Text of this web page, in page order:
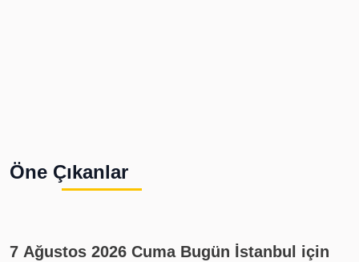
Öne Çıkanlar
7 Ağustos 2026 Cuma Bugün İstanbul için